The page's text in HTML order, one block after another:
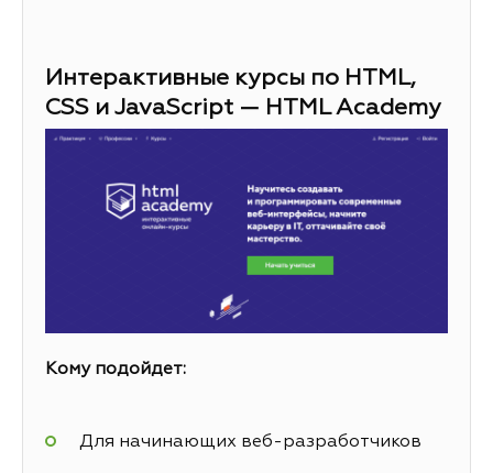
Интерактивные курсы по HTML,
CSS и JavaScript — HTML Academy
Кому подойдет:
Для начинающих веб-разработчиков